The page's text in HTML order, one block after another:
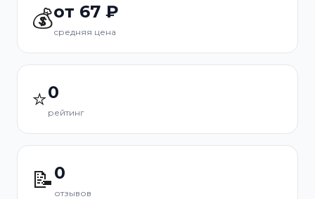
💰от 67 ₽
средняя цена
⭐0
рейтинг
📝0
отзывов